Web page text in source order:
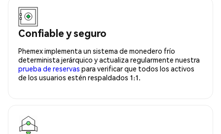
Confiable y seguro
Phemex implementa un sistema de monedero frío
determinista jerárquico y actualiza regularmente nuestra
prueba de reservas para verificar que todos los activos
de los usuarios estén respaldados 1:1.